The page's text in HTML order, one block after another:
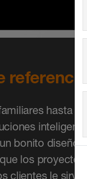
hasta
bonito diseño
los
clientes le